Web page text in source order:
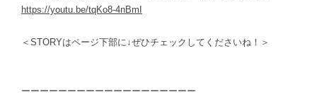
https://youtu.be/tqKo8-4nBmI
＜STORYはページ下部に↓ぜひチェックしてくださいね！＞
ーーーーーーーーーーーーーーーーーーー